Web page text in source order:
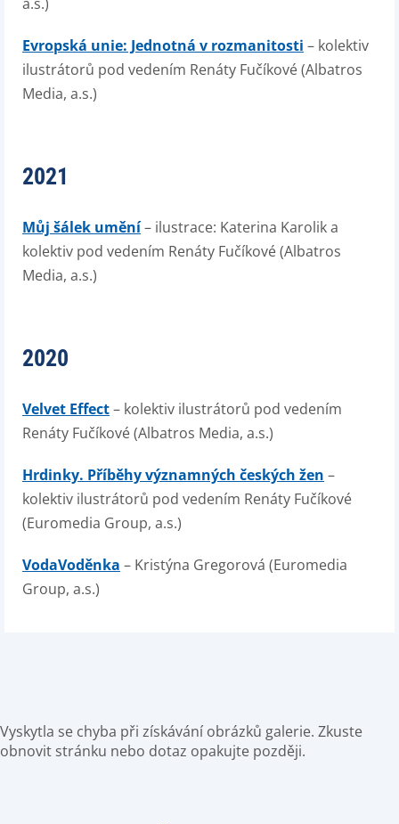
Evropská unie: Jednotná v rozmanitosti – kolektiv
ilustrátorů pod vedením Renáty Fučíkové (Albatros
Media, a.s.)
2021
Můj šálek umění– ilustrace: Katerina Karolik a
kolektiv pod vedením Renáty Fučíkové (Albatros
Media, a.s.)
2020
Velvet Effect– kolektiv ilustrátorů pod vedením
Renáty Fučíkové (Albatros Media, a.s.)
Hrdinky. Příběhy významných českých žen –
kolektiv ilustrátorů pod vedením Renáty Fučíkové
(Euromedia Group, a.s.)
VodaVoděnka – Kristýna Gregorová (Euromedia
Group, a.s.)
Vyskytla se chyba při získávání obrázků galerie. Zkuste
obnovit stránku nebo dotaz opakujte později.